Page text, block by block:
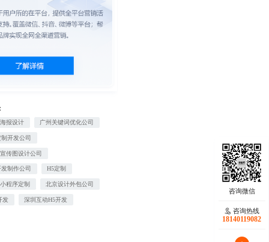
报设计 广州关键词优化公司
开发公司
传图设计公司
制作公司 H5定制
程序定制 北京设计外包公司
发 深圳互动H5开发
咨询热线
18140119082